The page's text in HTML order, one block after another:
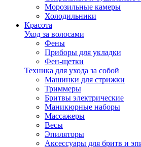
Морозильные камеры
Холодильники
Красота
Уход за волосами
Фены
Приборы для укладки
Фен-щетки
Техника для ухода за собой
Машинки для стрижки
Триммеры
Бритвы электрические
Маникюрные наборы
Массажеры
Весы
Эпиляторы
Аксессуары для бритв и